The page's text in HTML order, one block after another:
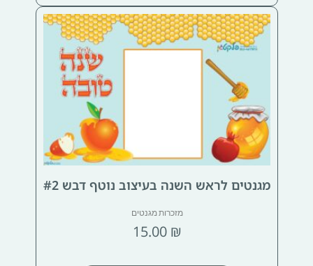
מגנטים לראש השנה בעיצוב נוטף דבש #2
מזכרות מגנטים
15.00 ₪